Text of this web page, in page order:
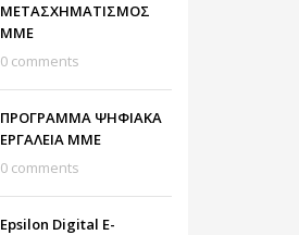
ΜΕΤΑΣΧΗΜΑΤΙΣΜΟΣ
ΜΜΕ
0 comments
ΠΡΟΓΡΑΜΜΑ ΨΗΦΙΑΚΑ
ΕΡΓΑΛΕΙΑ ΜΜΕ
0 comments
Epsilon Digital E-